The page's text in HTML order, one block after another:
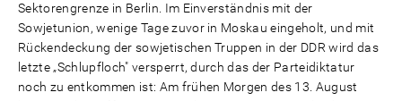
Sektorengrenze in Berlin. Im Einverständnis mit der
Sowjetunion, wenige Tage zuvor in Moskau eingeholt, und mit
Rückendeckung der sowjetischen Truppen in der DDR wird das
letzte „Schlupfloch" versperrt, durch das der Parteidiktatur
noch zu entkommen ist: Am frühen Morgen des 13. August